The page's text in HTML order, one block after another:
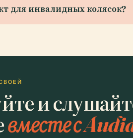
для инвалидных колясок?
и
вместе с